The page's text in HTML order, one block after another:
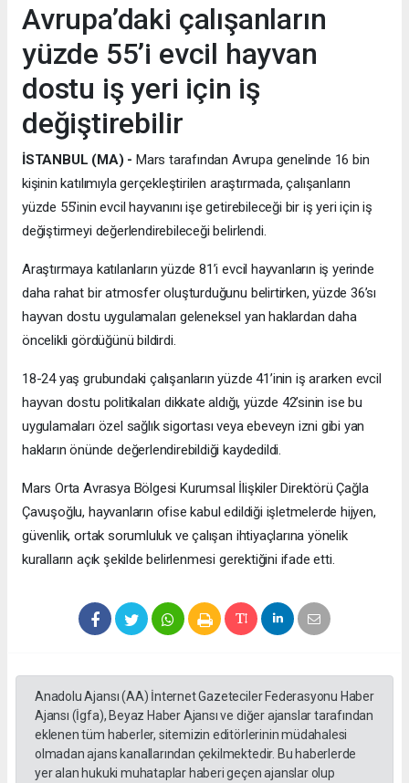
Avrupa’daki çalışanların
yüzde 55’i evcil hayvan
dostu iş yeri için iş
değiştirebilir
İSTANBUL (MA) - Mars tarafından Avrupa genelinde 16 bin
kişinin katılımıyla gerçekleştirilen araştırmada, çalışanların
yüzde 55’inin evcil hayvanını işe getirebileceği bir iş yeri için iş
değiştirmeyi değerlendirebileceği belirlendi.
Araştırmaya katılanların yüzde 81’i evcil hayvanların iş yerinde
daha rahat bir atmosfer oluşturduğunu belirtirken, yüzde 36’sı
hayvan dostu uygulamaları geleneksel yan haklardan daha
öncelikli gördüğünü bildirdi.
18-24 yaş grubundaki çalışanların yüzde 41’inin iş ararken evcil
hayvan dostu politikaları dikkate aldığı, yüzde 42’sinin ise bu
uygulamaları özel sağlık sigortası veya ebeveyn izni gibi yan
hakların önünde değerlendirebildiği kaydedildi.
Mars Orta Avrasya Bölgesi Kurumsal İlişkiler Direktörü Çağla
Çavuşoğlu, hayvanların ofise kabul edildiği işletmelerde hijyen,
güvenlik, ortak sorumluluk ve çalışan ihtiyaçlarına yönelik
kuralların açık şekilde belirlenmesi gerektiğini ifade etti.
Anadolu Ajansı (AA) İnternet Gazeteciler Federasyonu Haber
Ajansı (İgfa), Beyaz Haber Ajansı ve diğer ajanslar tarafından
eklenen tüm haberler, sitemizin editörlerinin müdahalesi
olmadan ajans kanallarından çekilmektedir. Bu haberlerde
yer alan hukuki muhataplar haberi geçen ajanslar olup